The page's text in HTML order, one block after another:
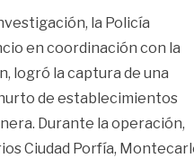
la Policía
en coordinación con la
logró la captura de una
de establecimientos
Durante la operación,
Ciudad Porfía,